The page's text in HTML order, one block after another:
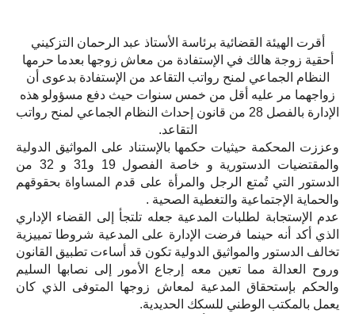
أقرت الهيئة القضائية برئاسة الأستاذ عبد الرحمان التزكيني
أحقية زوجة هالك في الإستفادة من معاش زوجها بعدما حرمها
النظام الجماعي لمنح رواتب التقاعد من الإستفادة بدعوى أن
زواجهما مر عليه أقل من خمس سنوات حيث دفع مسؤولو هذه
الإدارة بالفصل 28 من قانون إحداث النظام الجماعي لمنح رواتب
التقاعد.
وعززت المحكمة حيثيات حكمها بالإستناد على المواثيق الدولية
والمقتضيات الدستورية و خاصة الفصول 19 و31 و 32 من
الدستور التي تُمتع الرجل والمرأة على قدم المساواة بحقوقهم
والحماية الإجتماعية والتغطية الصحية .
عدم الإستجابة لطلبات المدعية جعله تلتجأ إلى القضاء الإداري
الذي أكد أنه حينما فرضت الإدارة على المدعية شروطا تمييزية
تخالف الدستور والمواثيق الدولية تكون قد أساءت تطبيق القانون
وروح العدالة مما تعين معه إرجاع الأمور إلى نصابها السليم
والحكم بإستحقاق المدعية لمعاش زوجها المتوفى الذي كان
يعمل بالمكتب الوطني للسكك الحديدية.